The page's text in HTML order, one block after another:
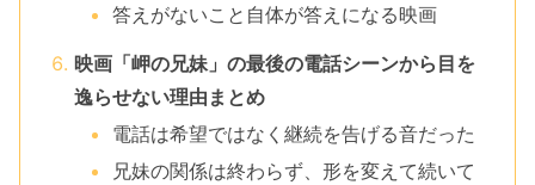
答えがないこと自体が答えになる映画
映画「岬の兄妹」の最後の電話シーンから目を
逸らせない理由まとめ
電話は希望ではなく継続を告げる音だった
兄妹の関係は終わらず、形を変えて続いて